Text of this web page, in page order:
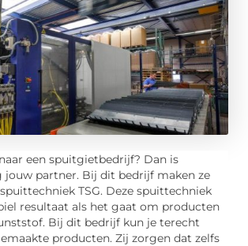
een spuitgietbedrijf? Dan is
jouw partner. Bij dit bedrijf maken ze
TSG. Deze spuittechniek
resultaat als het gaat om producten
Bij dit bedrijf kun je terecht
producten. Zij zorgen dat zelfs